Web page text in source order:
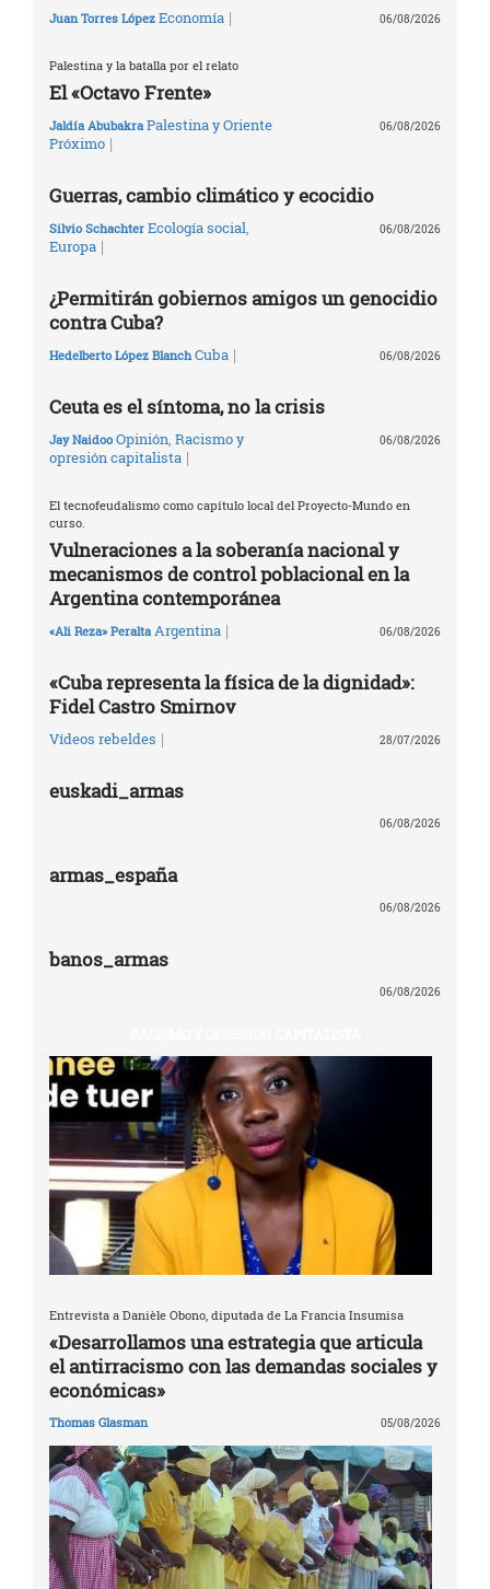
Juan Torres López Economía | 06/08/2026
Palestina y la batalla por el relato
El «Octavo Frente»
Jaldía Abubakra Palestina y Oriente
Próximo |
06/08/2026
Guerras, cambio climático y ecocidio
Silvio Schachter Ecología social
Europa |
06/08/2026
¿Permitirán gobiernos amigos un genocidio
contra Cuba?
Hedelberto López Blanch Cuba | 06/08/2026
Ceuta es el síntoma, no la crisis
Jay Naidoo Opinión Racismo y
opresión capitalista |
06/08/2026
El tecnofeudalismo como capítulo local del Proyecto-Mundo en
curso.
Vulneraciones a la soberanía nacional y
mecanismos de control poblacional en la
Argentina contemporánea
«Ali Reza» Peralta Argentina | 06/08/2026
«Cuba representa la física de la dignidad»:
Fidel Castro Smirnov
Vídeos rebeldes | 28/07/2026
euskadi_armas
06/08/2026
armas_españa
06/08/2026
banos_armas
06/08/2026
Entrevista a Danièle Obono, diputada de La Francia Insumisa
«Desarrollamos una estrategia que articula
el antirracismo con las demandas sociales y
económicas»
Thomas Glasman 05/08/2026